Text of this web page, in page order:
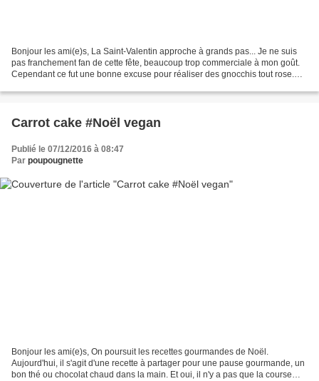
Bonjour les ami(e)s, La Saint-Valentin approche à grands pas... Je ne suis
pas franchement fan de cette fête, beaucoup trop commerciale à mon goût.
Cependant ce fut une bonne excuse pour réaliser des gnocchis tout rose.
Carrot cake #Noël vegan
Publié le 07/12/2016 à 08:47
Par poupougnette
Bonjour les ami(e)s, On poursuit les recettes gourmandes de Noël.
Aujourd'hui, il s'agit d'une recette à partager pour une pause gourmande, un
bon thé ou chocolat chaud dans la main. Et oui, il n'y a pas que la course